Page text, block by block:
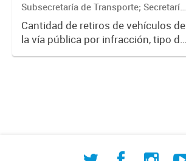
Subsecretaría de Transporte; Secretaría
de Movilidad Urbana y Seguridad
ciudadana
Cantidad de retiros de vehículos de
la vía pública por infracción, tipo de
vehículo y tipo de infracción